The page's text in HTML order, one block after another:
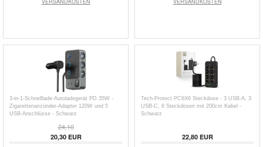
3-in-1-Schnelllade-Autoladegerät PD 35W -
Zigarettenanzünder-Adapter 120W und 5
USB-Anschlüsse - Schwarz
24,10
20,30EUR
Tech-Protect PC6X6 Steckdose - 3 USB-A, 3
USB-C, 6 Steckdosen mit 200cm Kabel -
Schwarz
22,80EUR